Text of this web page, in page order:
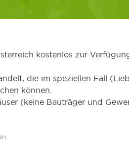
kostenlos zur
die im speziellen Fall
können.
(keine Bauträger und